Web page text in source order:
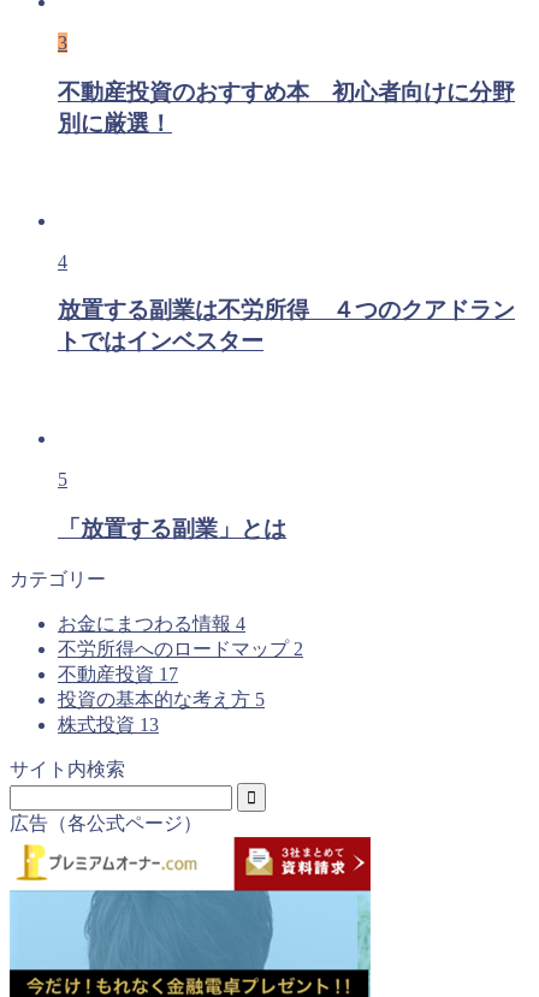
3
不動産投資のおすすめ本 初心者向けに分野
別に厳選！
4
放置する副業は不労所得 ４つのクアドラン
トではインベスター
5
「放置する副業」とは
カテゴリー
お金にまつわる情報 4
不労所得へのロードマップ 2
不動産投資 17
投資の基本的な考え方 5
株式投資 13
サイト内検索
広告（各公式ページ）